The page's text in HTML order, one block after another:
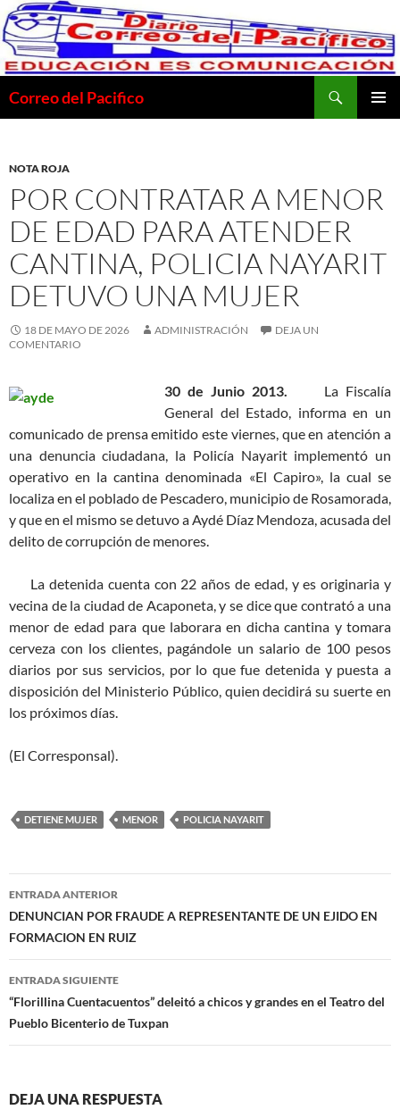
Saltar
al
contenido
Correo del Pacifico
NOTA ROJA
POR CONTRATAR A MENOR
DE EDAD PARA ATENDER
CANTINA, POLICIA NAYARIT
DETUVO UNA MUJER
18 DE MAYO DE 2026 ADMINISTRACIÓN
DEJA UN
COMENTARIO
30 de Junio 2013. La Fiscalía
General del Estado, informa en un
comunicado de prensa emitido este viernes, que en atención a
una denuncia ciudadana, la Policía Nayarit implementó un
operativo en la cantina denominada «El Capiro», la cual se
localiza en el poblado de Pescadero, municipio de Rosamorada,
y que en el mismo se detuvo a Aydé Díaz Mendoza, acusada del
delito de corrupción de menores.
La detenida cuenta con 22 años de edad, y es originaria y
vecina de la ciudad de Acaponeta, y se dice que contrató a una
menor de edad para que laborara en dicha cantina y tomara
cerveza con los clientes, pagándole un salario de 100 pesos
diarios por sus servicios, por lo que fue detenida y puesta a
disposición del Ministerio Público, quien decidirá su suerte en
los próximos días.
(El Corresponsal).
DETIENE MUJER MENOR POLICIA NAYARIT
Navegación
de
entradas
ENTRADA ANTERIOR
DENUNCIAN POR FRAUDE A REPRESENTANTE DE UN EJIDO EN
FORMACION EN RUIZ
ENTRADA SIGUIENTE
“Florillina Cuentacuentos” deleitó a chicos y grandes en el Teatro del
Pueblo Bicenterio de Tuxpan
DEJA UNA RESPUESTA